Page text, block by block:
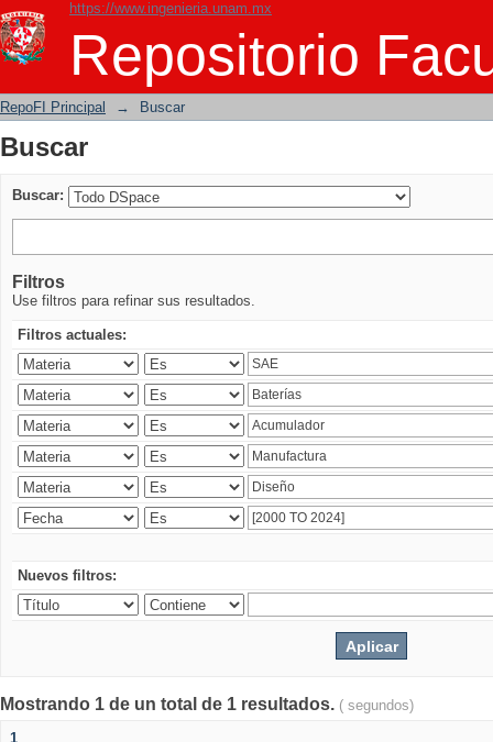
https://www.ingenieria.unam.mx
Repositorio
Buscar
RepoFI Principal → Buscar
Buscar
Buscar:
Filtros
Use filtros para refinar sus resultados.
Filtros actuales:
Nuevos filtros:
Mostrando 1 de un total de 1 resultados. ( segundos)
1